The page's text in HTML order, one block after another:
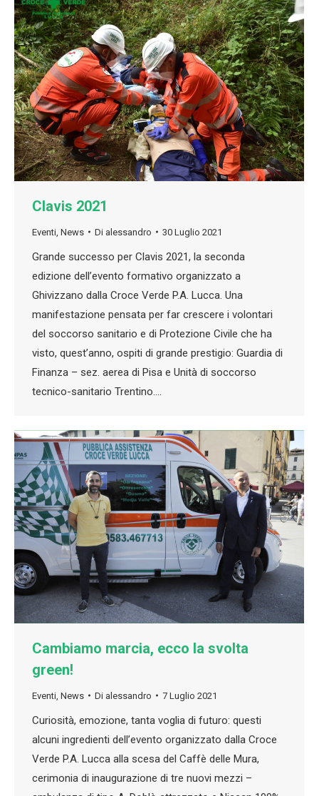
Clavis 2021
Eventi News Di alessandro 30 Luglio 2021
Grande successo per Clavis 2021, la seconda
edizione dell’evento formativo organizzato a
Ghivizzano dalla Croce Verde P.A. Lucca. Una
manifestazione pensata per far crescere i volontari
del soccorso sanitario e di Protezione Civile che ha
visto, quest’anno, ospiti di grande prestigio: Guardia di
Finanza – sez. aerea di Pisa e Unità di soccorso
tecnico-sanitario Trentino.…
Cambiamo marcia, ecco la svolta
green!
Eventi News Di alessandro 7 Luglio 2021
Curiosità, emozione, tanta voglia di futuro: questi
alcuni ingredienti dell’evento organizzato dalla Croce
Verde P.A. Lucca alla scesa del Caffè delle Mura,
cerimonia di inaugurazione di tre nuovi mezzi –